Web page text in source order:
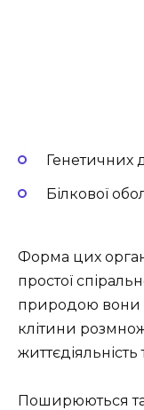
Генетичних
Білкової
Форма цих
простої
природою вони
клітини
Поширюються